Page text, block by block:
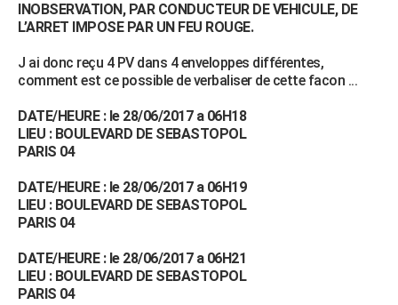
Forum
Aménagement intérieur
Extérieur
Cuisine
Salle de bains
Jardinage
Rangement
WEEK-END
Guides de France
Escapades
Patrimoine
Expositions
Musées
Week-end nature
LIFESTYLE
Alimentation
Guide de la santé
Maladies
Médicaments
Sommeil
VOYAGE
GUIDES D'ACHAT
CARTE DE VOEUX
INOBSERVATION, PAR CONDUCTEUR DE VEHICULE, DE
L’ARRET IMPOSE PAR UN FEU ROUGE.
J ai donc reçu 4 PV dans 4 enveloppes différentes,
comment est ce possible de verbaliser de cette facon ...
DATE/HEURE : le 28/06/2017 a 06H18
LIEU : BOULEVARD DE SEBASTOPOL
PARIS 04
DATE/HEURE : le 28/06/2017 a 06H19
LIEU : BOULEVARD DE SEBASTOPOL
PARIS 04
DATE/HEURE : le 28/06/2017 a 06H21
LIEU : BOULEVARD DE SEBASTOPOL
PARIS 04